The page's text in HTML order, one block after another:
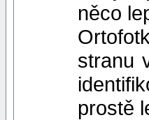
něco
stranu
prostě